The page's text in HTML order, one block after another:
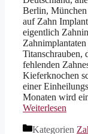
Berlin,
auf Zahn
eigentlich
Titanschrauben,
fehlenden
Kieferknochen
einer
Monaten wird
Weiterlesen
Kategorien